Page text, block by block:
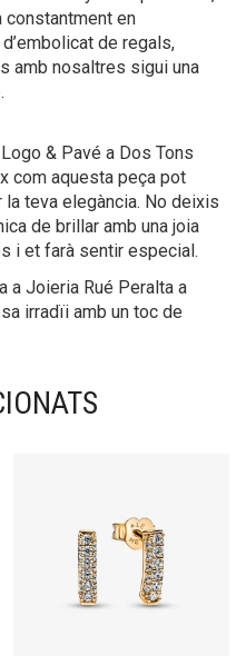
constantment en
de regals,
amb nosaltres sigui una
& Pavé a Dos Tons
com aquesta peça pot
teva elegància. No deixis
de brillar amb una joia
i et farà sentir especial.
a Joieria Rué Peralta a
irradïi amb un toc de